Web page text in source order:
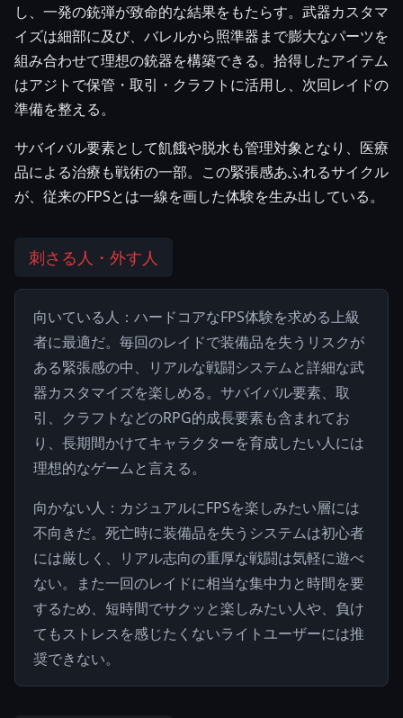
し、一発の銃弾が致命的な結果をもたらす。武器カスタマ
イズは細部に及び、バレルから照準器まで膨大なパーツを
組み合わせて理想の銃器を構築できる。拾得したアイテム
はアジトで保管・取引・クラフトに活用し、次回レイドの
準備を整える。
サバイバル要素として飢餓や脱水も管理対象となり、医療
品による治療も戦術の一部。この緊張感あふれるサイクル
が、従来のFPSとは一線を画した体験を生み出している。
刺さる人・外す人
向いている人：ハードコアなFPS体験を求める上級
者に最適だ。毎回のレイドで装備品を失うリスクが
ある緊張感の中、リアルな戦闘システムと詳細な武
器カスタマイズを楽しめる。サバイバル要素、取
引、クラフトなどのRPG的成長要素も含まれてお
り、長期間かけてキャラクターを育成したい人には
理想的なゲームと言える。
向かない人：カジュアルにFPSを楽しみたい層には
不向きだ。死亡時に装備品を失うシステムは初心者
には厳しく、リアル志向の重厚な戦闘は気軽に遊べ
ない。また一回のレイドに相当な集中力と時間を要
するため、短時間でサクッと楽しみたい人や、負け
てもストレスを感じたくないライトユーザーには推
奨できない。